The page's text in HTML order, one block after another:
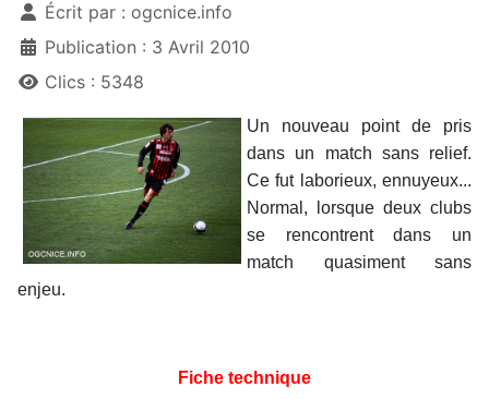
Écrit par : ogcnice.info
Publication : 3 Avril 2010
Clics : 5348
Un nouveau point de pris
dans un match sans relief.
Ce fut laborieux, ennuyeux...
Normal, lorsque deux clubs
se rencontrent dans un
match quasiment sans
enjeu.
Fiche technique